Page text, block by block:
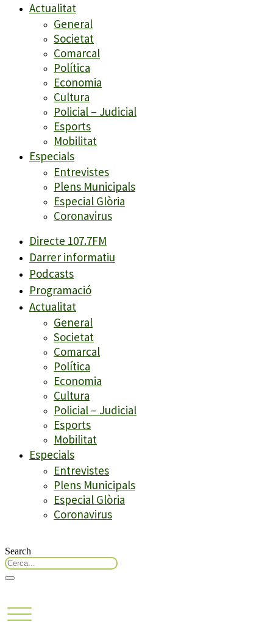
Actualitat
General
Societat
Comarcal
Política
Economia
Cultura
Policial – Judicial
Esports
Mobilitat
Especials
Entrevistes
Plens Municipals
Especial Glòria
Coronavirus
Directe 107.7FM
Darrer informatiu
Podcasts
Programació
Actualitat
General
Societat
Comarcal
Política
Economia
Cultura
Policial – Judicial
Esports
Mobilitat
Especials
Entrevistes
Plens Municipals
Especial Glòria
Coronavirus
Search